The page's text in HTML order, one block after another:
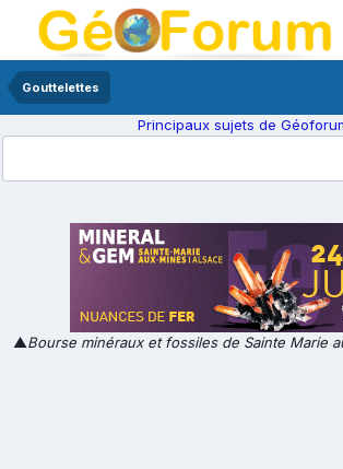
Gouttelettes
Principaux sujets de
▲Bourse minéraux et fossiles de Sainte Marie